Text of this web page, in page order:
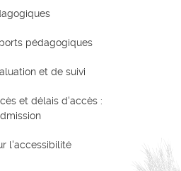
pédagogiques
et de suivi
et délais d'accès :
l'accessibilité